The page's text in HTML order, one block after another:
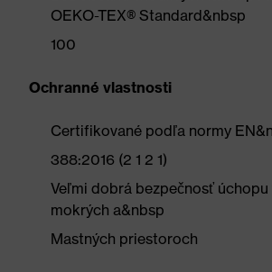
OEKO-TEX® Standard&nbsp
100
Ochranné vlastnosti
Certifikované podľa normy
388:2016 (2 1 2 1)
Veľmi dobrá bezpečnosť úchopu
mokrých a&nbsp
Mastných priestoroch